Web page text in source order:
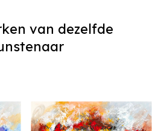
van dezelfde